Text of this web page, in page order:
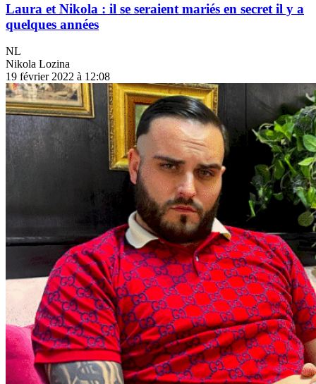
Laura et Nikola : il se seraient mariés en secret il y a
quelques années
NL
Nikola Lozina
19 février 2022 à 12:08